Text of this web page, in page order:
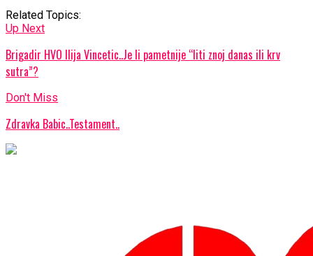
Related Topics:
Up Next
Brigadir HVO Ilija Vincetic..Je li pametnije “liti znoj danas ili krv
sutra”?
Don't Miss
Zdravka Babic..Testament..